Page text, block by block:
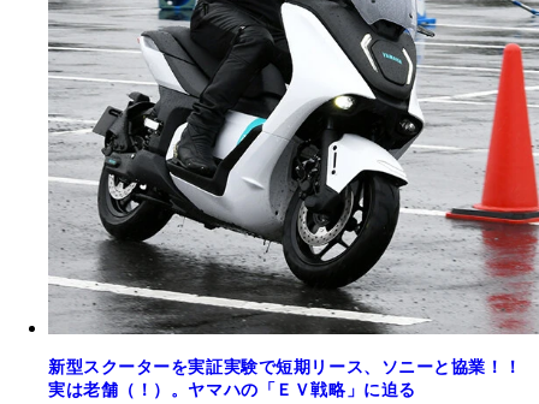
新型スクーターを実証実験で短期リース、ソニーと協業！！
実は老舗（！）。ヤマハの「ＥＶ戦略」に迫る